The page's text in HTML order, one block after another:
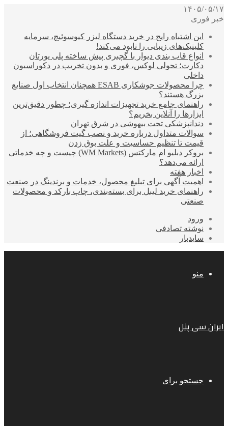
۱۴۰۵/۰۵/۱۷
خبر فوری
این اشتباه رایج در خرید دستگاه لیزر کیوسوئیچ، سرمایه
کلینیک‌های زیبایی را نابود می‌کند!
انواع قاب بندی دیوار با گچبری پیش ساخته پلی یورتان
دکارت؛ تحولی لوکس، فوری و بدون تخریب در دکوراسیون
داخلی
چرا محصولات جوشکاری ESAB همچنان انتخاب اول صنایع
بزرگ هستند؟
راهنمای جامع خرید تجهیزات اندازه گیری؛ چطور دقیق‌ترین
ابزارها را آنلاین بخریم؟
دندانپزشکی تحت بیهوشی در شرق تهران
سوالات متداول درباره خرید و نصب گیت فروشگاهی؛ از
قیمت تا تنظیم حساسیت و علت بوق زدن
بروکر دبلیو ام مارکتس (WM Markets) چیست و چه خدماتی
ارائه می‌دهد؟
اخبار هفته
اهمیت آگهی برای تبلیغ محصول، خدمات و برندینگ در صنعت
راهنمای خرید لیبل برای بسته‌بندی، چاپ بارکد و محصولات
صنعتی
ورود
نوشته تصادفی
سایدبار
منو
ایران سی پنل
جستجو برای